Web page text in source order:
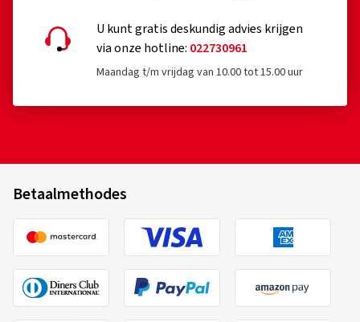
Ronald H., Duitsland
Top Felgen sehr schön, Beratung super gut alles
bestens !Gerne wieder vielen Dank weiter so!!!
(Vertalen)
Velgmaat in inch:
6x15 - ET 40 - LK 4x100
U kunt gratis deskundig advies krijgen
via onze hotline: 022730961
Maandag t/m vrijdag van 10.00 tot 15.00 uur
Betaalmethodes